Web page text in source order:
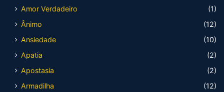
Amor Verdadeiro
(1)
Ânimo
(12)
Ansiedade
(10)
Apatia
(2)
Apostasia
(2)
Armadilha
(12)